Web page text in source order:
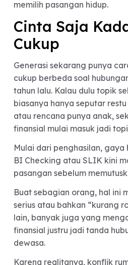
depan. Fenomena ini
quarter-life crisis dan
membuat banyak orang
memilih pasangan hidup.
Cinta Saja
Cukup
Generasi sekarang punya
cukup berbeda soal
tahun lalu. Kalau dulu
biasanya hanya seputar
atau rencana punya
finansial mulai masuk jadi
Mulai dari penghasilan,
BI Checking atau SLIK
pasangan sebelum
Buat sebagian orang, hal